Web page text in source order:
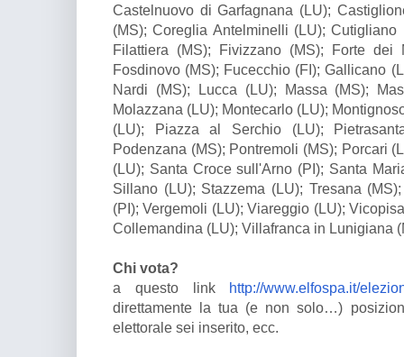
Castelnuovo di Garfagnana (LU);
(MS); Coreglia Antelminelli (LU);
Filattiera (MS); Fivizzano (MS); Forte dei
Fosdinovo (MS); Fucecchio (FI); Gallicano
Nardi (MS); Lucca (LU); Massa (MS);
Molazzana (LU); Montecarlo (LU);
(LU); Piazza al Serchio (LU);
Podenzana (MS); Pontremoli (MS); Porcari
(LU); Santa Croce sull'Arno (PI); Santa
Sillano (LU); Stazzema (LU); Tresana
(PI); Vergemoli (LU); Viareggio (LU);
Collemandina (LU); Villafranca in Lunigiana
Chi vota?
a questo link http://www.elfospa.it/
direttamente la tua (e non solo…)
elettorale sei inserito, ecc.